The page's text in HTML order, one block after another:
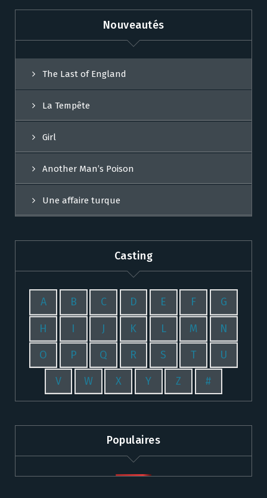
Nouveautés
The Last of England
La Tempête
Girl
Another Man’s Poison
Une affaire turque
Casting
A B C D E F G
H I J K L M N
O P Q R S T U
V W X Y Z #
Populaires